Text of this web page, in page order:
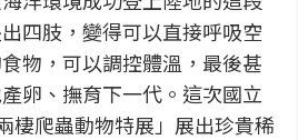
四肢，變得可以直接呼吸空
物，可以調控體溫，最後甚
卵、撫育下一代。這次國立
棲爬蟲動物特展」展出珍貴稀